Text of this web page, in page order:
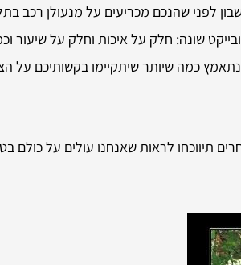
לפני שהנכם מכריעים על מנעולן רכב
שונה: חלק על איכות וחלק על שיעור
כמה שיותר שיתקיימו בקשותיכם על
תיווכחו לראות שאנחנו עולים על כולם